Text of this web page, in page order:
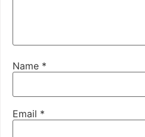
Name *
Email *